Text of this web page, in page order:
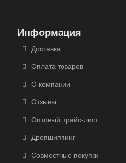
Информация
Доставка
Оплата товаров
О компании
Отзывы
Оптовый прайс-лист
Дропшиппинг
Совместные покупки